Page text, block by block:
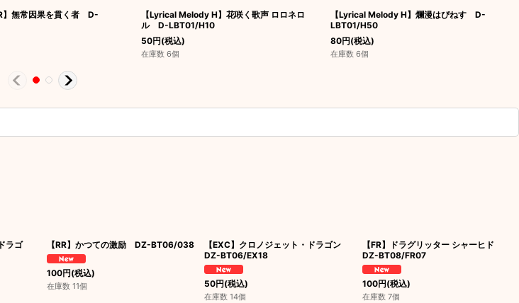
R】無常因果を貫く者 D-
【Lyrical Melody H】花咲く歌声 ロロネロ
ル D-LBT01/H10
50円(税込)
在庫数 6個
【Lyrical Melody H】爛漫はぴねす D-
LBT01/H50
80円(税込)
在庫数 6個
ラゴ
【RR】かつての激励 DZ-BT06/038
100円(税込)
在庫数 11個
【EXC】クロノジェット・ドラゴン
DZ-BT06/EX18
50円(税込)
在庫数 14個
【FR】ドラグリッター シャーヒド
DZ-BT08/FR07
100円(税込)
在庫数 7個